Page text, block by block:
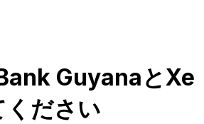
GuyanaとXe
ください